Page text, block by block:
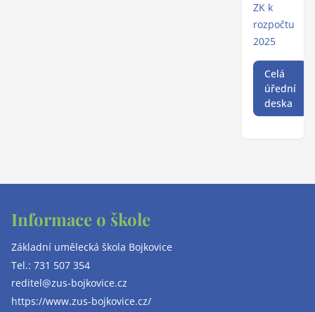
ZK k
rozpočtu
2025
Celá
úřední
deska
Informace o škole
Základní umělecká škola Bojkovice
Tel.: 731 507 354
reditel@zus-bojkovice.cz
https://www.zus-bojkovice.cz/